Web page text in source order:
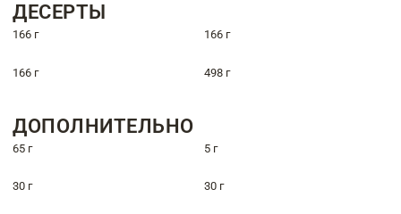
ДЕСЕРТЫ
166 г 166 г
166 г 498 г
ДОПОЛНИТЕЛЬНО
65 г 5 г
30 г 30 г